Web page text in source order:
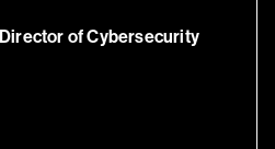
of Cybersecurity